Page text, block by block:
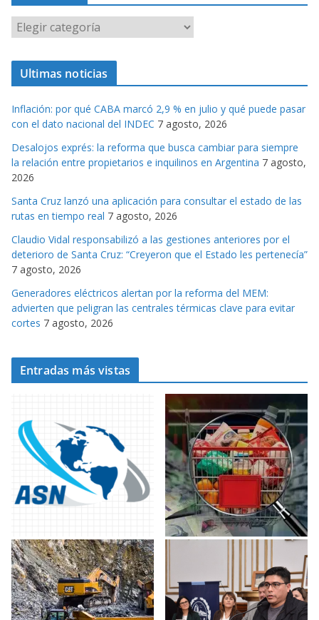
a
t
o
r
i
a
s
Ultimas noticias
Inflación: por qué CABA marcó 2,9 % en julio y qué puede pasar
con el dato nacional del INDEC 7 agosto, 2026
Desalojos exprés: la reforma que busca cambiar para siempre
la relación entre propietarios e inquilinos en Argentina 7 agosto,
2026
Santa Cruz lanzó una aplicación para consultar el estado de las
rutas en tiempo real 7 agosto, 2026
Claudio Vidal responsabilizó a las gestiones anteriores por el
deterioro de Santa Cruz: “Creyeron que el Estado les pertenecía”
7 agosto, 2026
Generadores eléctricos alertan por la reforma del MEM:
advierten que peligran las centrales térmicas clave para evitar
cortes 7 agosto, 2026
Entradas más vistas